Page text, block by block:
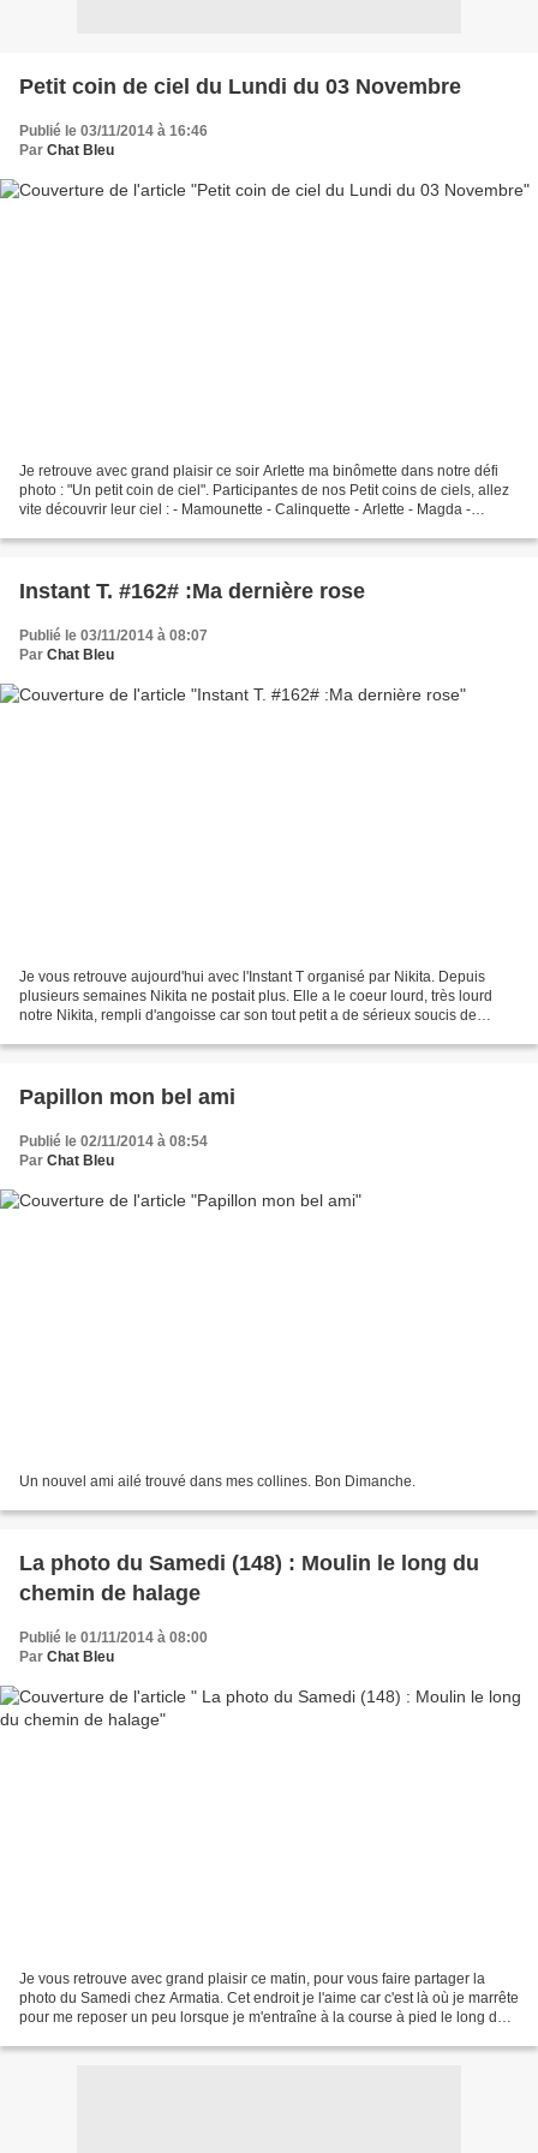
Petit coin de ciel du Lundi du 03 Novembre
Publié le 03/11/2014 à 16:46
Par Chat Bleu
Je retrouve avec grand plaisir ce soir Arlette ma binômette dans notre défi
photo : "Un petit coin de ciel". Participantes de nos Petit coins de ciels, allez
vite découvrir leur ciel : - Mamounette - Calinquette - Arlette - Magda -
Instant T. #162# :Ma dernière rose
Publié le 03/11/2014 à 08:07
Par Chat Bleu
Je vous retrouve aujourd'hui avec l'Instant T organisé par Nikita. Depuis
plusieurs semaines Nikita ne postait plus. Elle a le coeur lourd, très lourd
notre Nikita, rempli d'angoisse car son tout petit a de sérieux soucis de
Papillon mon bel ami
Publié le 02/11/2014 à 08:54
Par Chat Bleu
Un nouvel ami ailé trouvé dans mes collines. Bon Dimanche.
La photo du Samedi (148) : Moulin le long du
chemin de halage
Publié le 01/11/2014 à 08:00
Par Chat Bleu
Je vous retrouve avec grand plaisir ce matin, pour vous faire partager la
photo du Samedi chez Armatia. Cet endroit je l'aime car c'est là où je marrête
pour me reposer un peu lorsque je m'entraîne à la course à pied le long du